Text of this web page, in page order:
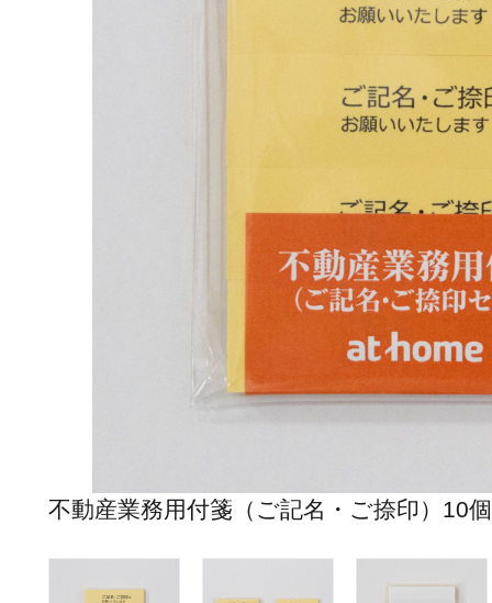
不動産業務用付箋（ご記名・ご捺印）10